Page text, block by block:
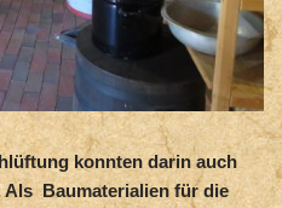
konnten darin auch
Als Baumaterialien für die